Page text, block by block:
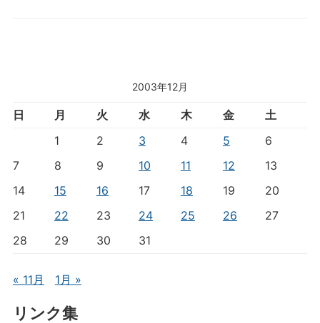
2003年12月
日 月 火 水 木 金
土
1
2 3 4 5
6
7
8 9 10 11 12
13
14
15 16 17 18 19
20
21
22 23 24 25 26
27
28
29 30 31
« 11月 1月 »
リンク集